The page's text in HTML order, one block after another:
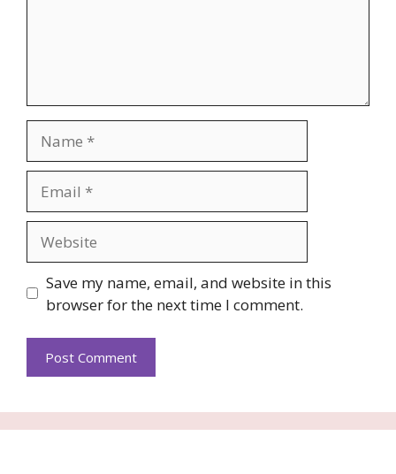
Save my name, email, and website in this
browser for the next time I comment.